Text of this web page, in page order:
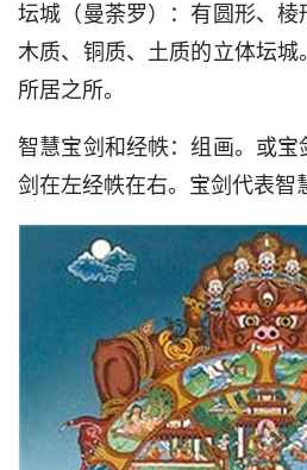
坛城（曼荼罗）：有圆形、
木质、铜质、土质的立体坛
所居之所。
智慧宝剑和经帙：组画。或
剑在左经帙在右。宝剑代表智